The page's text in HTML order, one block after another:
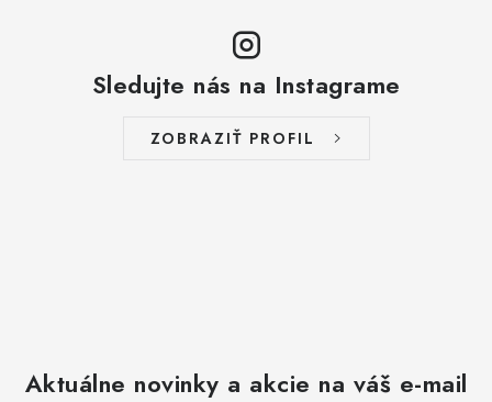
Sledujte nás na Instagrame
ZOBRAZIŤ PROFIL
Aktuálne novinky a akcie na váš e-mail